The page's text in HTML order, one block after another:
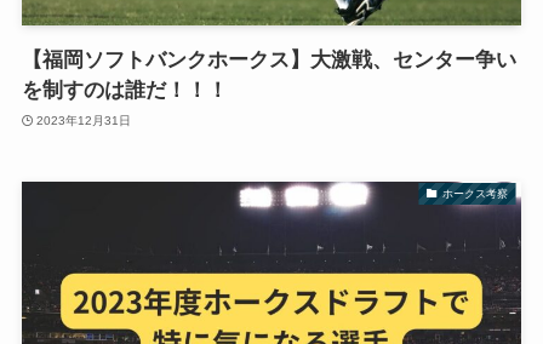
【福岡ソフトバンクホークス】大激戦、センター争い
を制すのは誰だ！！！
2023年12月31日
ホークス考察